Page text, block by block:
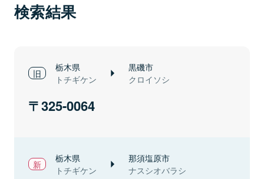
検索結果
栃木県
トチギケン
黒磯市
クロイソシ
325-0064
栃木県
トチギケン
那須塩原市
ナスシオバラシ